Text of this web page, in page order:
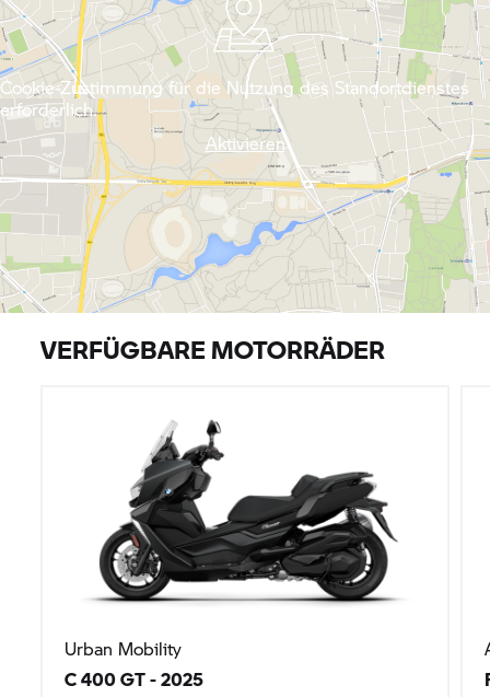
Cookie-Zustimmung für die Nutzung des Standortdienstes
erforderlich.
Aktivieren
VERFÜGBARE MOTORRÄDER
Urban Mobility
C 400 GT- 2025